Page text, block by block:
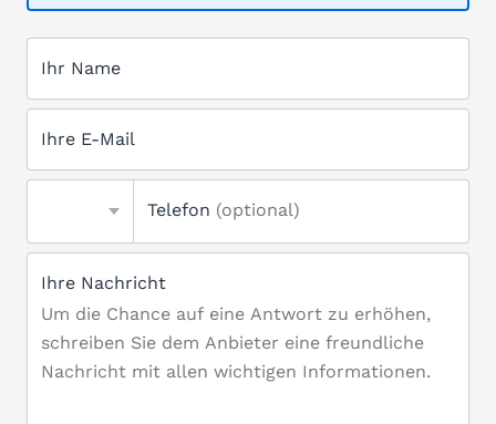
Ihr Name
Ihre E-Mail
Telefon (optional)
Ihre Nachricht